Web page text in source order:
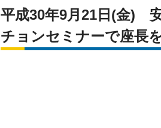
平成30年9月21日(金)　
チョンセミナーで座長